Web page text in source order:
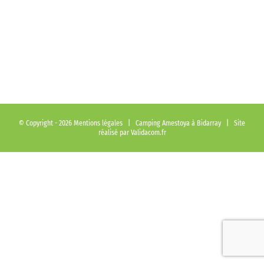
© Copyright - 2026 Mentions légales | Camping Amestoya à Bidarray | Site
réalisé par Validacom.fr